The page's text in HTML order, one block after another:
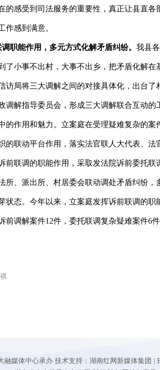
的感受到司法服务的重要性，真正让县直各
作感到满意。
职能作用，多元方式化解矛盾纠纷。 我县
了小事不出村，大事不出乡，把矛盾化解在
访局将三大调解之间的对接具体化，出台了
调解指导委员会，形成三大调解联合互动的
的作用和魅力。立案庭在受理疑难复杂的案
的联动平台作用，落实法官联人大代表、法
前联调的职能作用，采取发法院诉前委托联
所、派出所、村居委会联动调处矛盾纠纷，
状态。今年以来，立案庭发挥诉前联调的职
前调解案件12件，委托联调复杂疑难案件6
媒体中心承办 技术支持：湖南红网新媒体集团 |